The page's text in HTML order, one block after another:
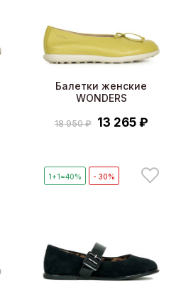
Балетки женские
WONDERS
18 950 ₽ 13 265 ₽
1+1=40% - 30%